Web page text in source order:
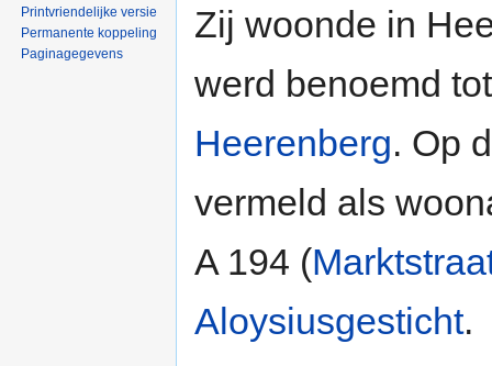
Zij woonde in
werd benoemd
Heerenberg. Op
vermeld als
A 194 (
Aloysiusgesticht.
Printvriendelijke versie
Permanente koppeling
Paginagegevens